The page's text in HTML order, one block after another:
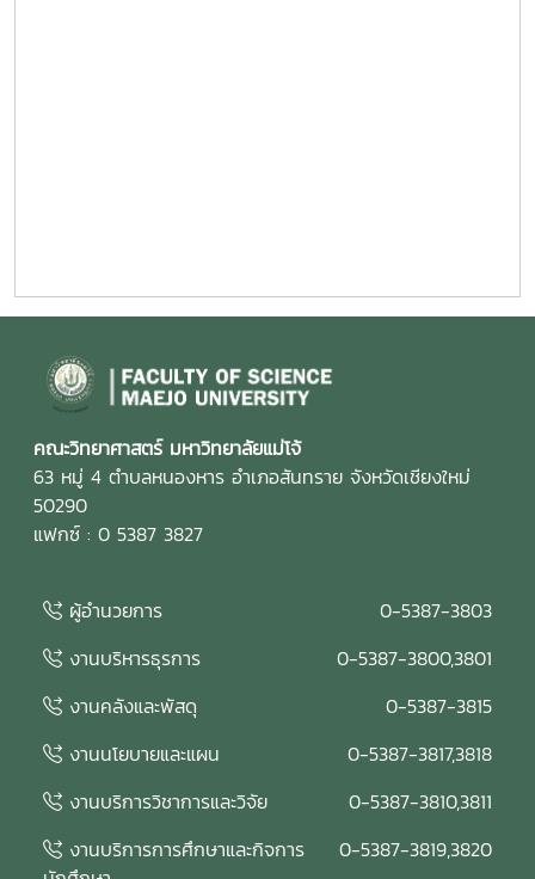
คณะวิทยาศาสตร์ มหาวิทยาลัยแม่โจ้
63 หมู่ 4 ตำบลหนองหาร อำเภอสันทราย จังหวัดเชียงใหม่
50290
แฟกซ์ : 0 5387 3827
ผู้อำนวยการ
0-5387-3803
งานบริหารธุรการ
0-5387-3800,3801
งานคลังและพัสดุ
0-5387-3815
งานนโยบายและแผน
0-5387-3817,3818
งานบริการวิชาการและวิจัย
0-5387-3810,3811
งานบริการการศึกษาและกิจการ
0-5387-3819,3820